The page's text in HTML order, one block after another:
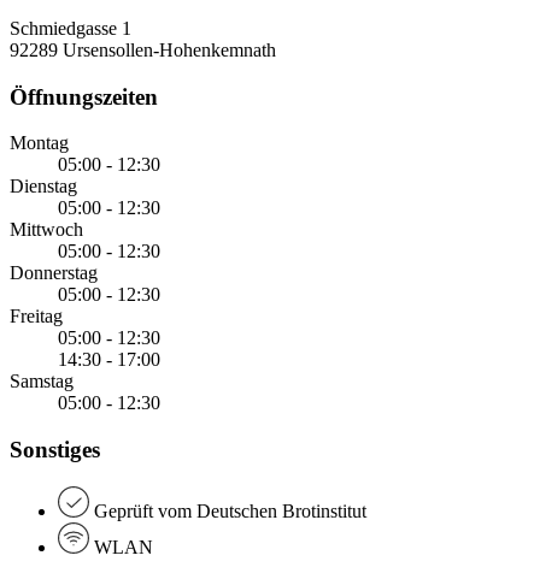
Schmiedgasse 1
92289 Ursensollen-Hohenkemnath
Öffnungszeiten
Montag
05:00 - 12:30
Dienstag
05:00 - 12:30
Mittwoch
05:00 - 12:30
Donnerstag
05:00 - 12:30
Freitag
05:00 - 12:30
14:30 - 17:00
Samstag
05:00 - 12:30
Sonstiges
Geprüft vom Deutschen Brotinstitut
WLAN